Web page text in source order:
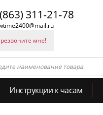
311-21-78
мне!
Инструкции к часам